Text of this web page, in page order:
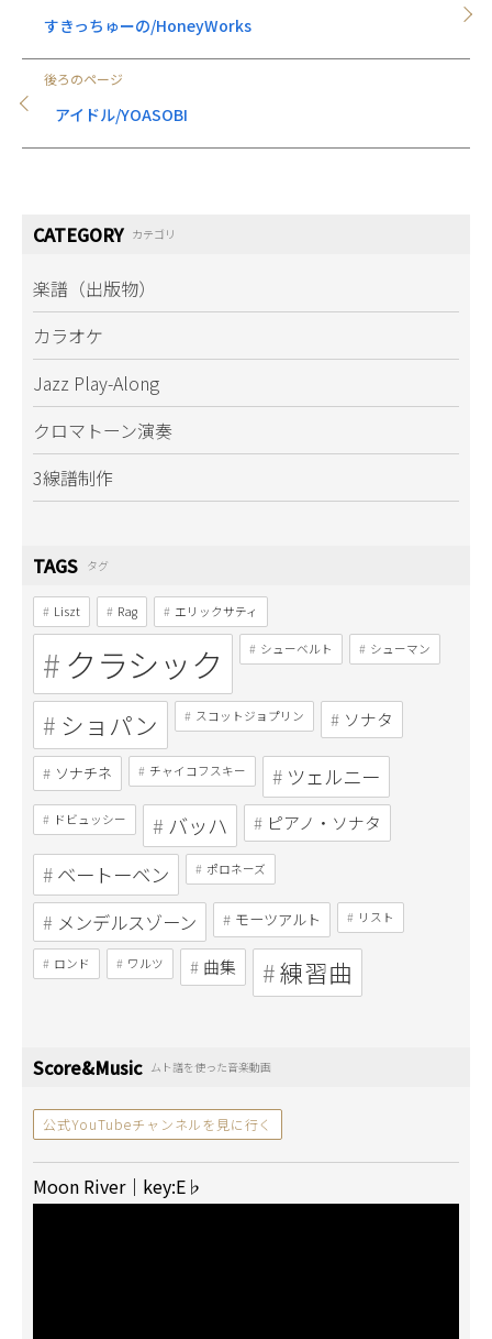
後ろのページ
アイドル/YOASOBI
すきっちゅーの/HoneyWorks
CATEGORY カテゴリ
楽譜（出版物）
カラオケ
Jazz Play-Along
クロマトーン演奏
3線譜制作
TAGS タグ
Liszt Rag エリックサティ
クラシック シューベルト シューマン
ショパン スコットジョプリン ソナタ
ソナチネ チャイコフスキー ツェルニー
ドビュッシー バッハ ピアノ・ソナタ
ベートーベン ポロネーズ
メンデルスゾーン モーツアルト リスト
ロンド ワルツ 曲集 練習曲
Score&Music ムト譜を使った音楽動画
公式YouTubeチャンネルを見に行く
Moon River｜key:E♭